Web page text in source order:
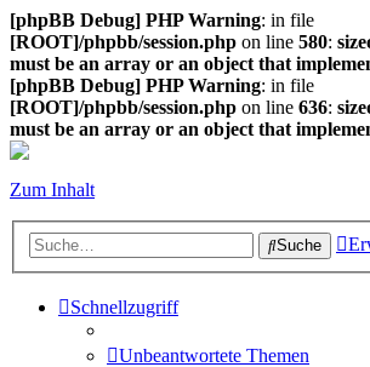
[phpBB Debug] PHP Warning: in file
[ROOT]/phpbb/session.php on line 580:
must be an array or an object that
[phpBB Debug] PHP Warning: in file
[ROOT]/phpbb/session.php on line 636:
must be an array or an object that
Zum Inhalt
Suche
Schnellzugriff
Unbeantwortete Themen